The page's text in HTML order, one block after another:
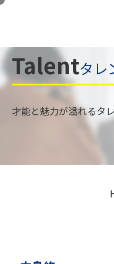
Talentタレ
才能と魅力が溢れるタ